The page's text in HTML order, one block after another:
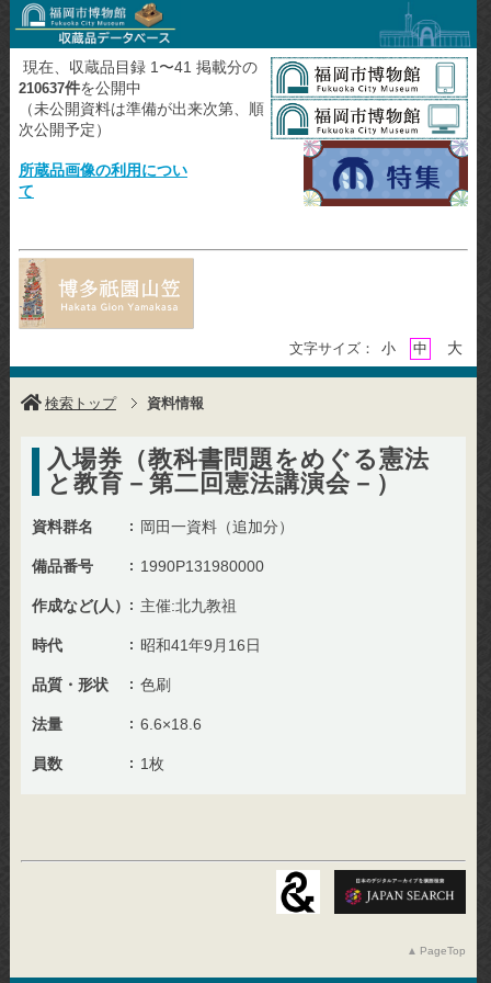
現在、収蔵品目録 1〜41 掲載分の
210637件を公開中
（未公開資料は準備が出来次第、順
次公開予定）
所蔵品画像の利用につい
て
文字サイズ： 小 中 大
検索トップ 資料情報
入場券（教科書問題をめぐる憲法
と教育－第二回憲法講演会－）
資料群名 岡田一資料（追加分）
備品番号 1990P131980000
作成など(人） 主催:北九教祖
時代 昭和41年9月16日
品質・形状 色刷
法量 6.6×18.6
員数 1枚
PageTop